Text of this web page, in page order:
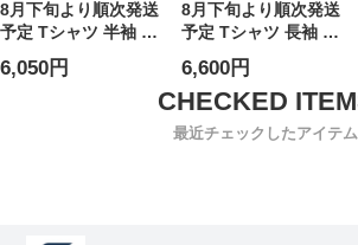
8月下旬より順次発送
予定 Tシャツ 半袖 メ
ンズ 大きいサイズ ワ
ンポイント刺繍×バッ
6,050円
8月下旬より順次発送
予定 Tシャツ 長袖 メ
ンズ 大きいサイズ オ
ールドイングリッシュ
ロゴ ロングスリーブ
カットソー トップス
ロンT ストリート カ
6,600円
最近チェックしたアイテム